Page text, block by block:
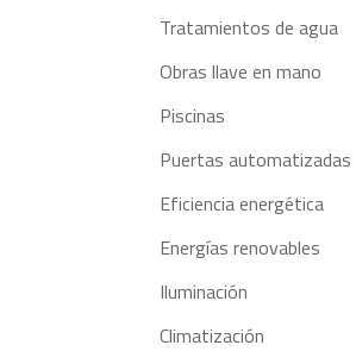
Tratamientos de agua
Obras llave en mano
Piscinas
Puertas automatizadas
Eficiencia energética
Energías renovables
Iluminación
Climatización